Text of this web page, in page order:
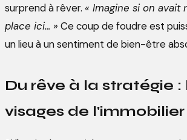
surprend à rêver. « Imagine si on avait
place ici... » Ce coup de foudre est
un lieu à un sentiment de bien-être
Du rêve à la stratégie :
visages de